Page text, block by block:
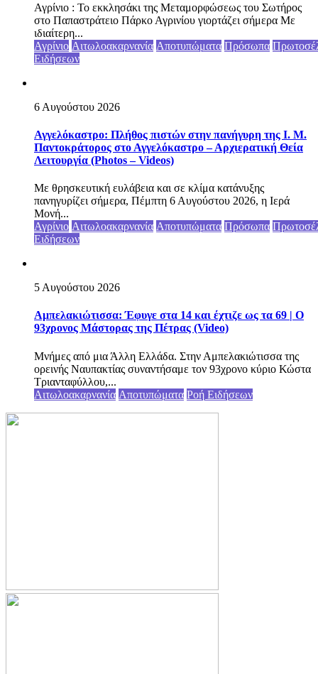
Αγρίνιο : Το εκκλησάκι της Μεταμορφώσεως του Σωτήρος
στο Παπαστράτειο Πάρκο Αγρινίου γιορτάζει σήμερα Με
ιδιαίτερη...
Αγρίνιο Αιτωλοακαρνανία Αποτυπώματα Πρόσωπα
Ειδήσεων
6 Αυγούστου 2026
Αγγελόκαστρο: Πλήθος πιστών στην πανήγυρη της Ι. Μ.
Παντοκράτορος στο Αγγελόκαστρο – Αρχιερατική Θεία
Λειτουργία (Photos – Videos)
Με θρησκευτική ευλάβεια και σε κλίμα κατάνυξης
πανηγυρίζει σήμερα, Πέμπτη 6 Αυγούστου 2026, η Ιερά
Μονή...
Αγρίνιο Αιτωλοακαρνανία Αποτυπώματα Πρόσωπα
Ειδήσεων
5 Αυγούστου 2026
Αμπελακιώτισσα: Έφυγε στα 14 και έχτιζε ως τα 69 | Ο
93χρονος Μάστορας της Πέτρας (Video)
Μνήμες από μια Άλλη Ελλάδα. Στην Αμπελακιώτισσα της
ορεινής Ναυπακτίας συναντήσαμε τον 93χρονο κύριο Κώστα
Τριανταφύλλου,...
Αιτωλοακαρνανία Αποτυπώματα Ροή Ειδήσεων